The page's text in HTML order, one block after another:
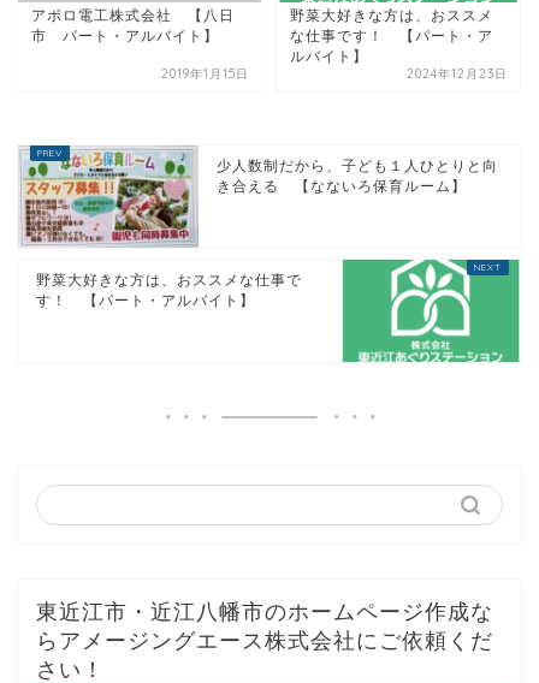
アポロ電工株式会社 【八日
市 パート・アルバイト】
2019年1月15日
野菜大好きな方は、おススメ
な仕事です！ 【パート・ア
ルバイト】
2024年12月23日
少人数制だから、子ども１人ひとりと向
き合える 【なないろ保育ルーム】
野菜大好きな方は、おススメな仕事で
す！ 【パート・アルバイト】
東近江市・近江八幡市のホームページ作成な
らアメージングエース株式会社にご依頼くだ
さい！